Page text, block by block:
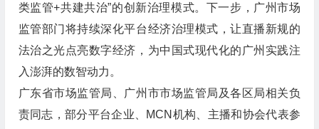
类监管+共建共治”的创新治理模式。下一步，广州市场
监管部门将持续深化平台经济治理模式，让直播新规的
法治之光点亮数字经济，为中国式现代化的广州实践注
入澎湃的数智动力。
广东省市场监管局、广州市市场监管局及各区局相关负
责同志，部分平台企业、MCN机构、主播和协会代表参